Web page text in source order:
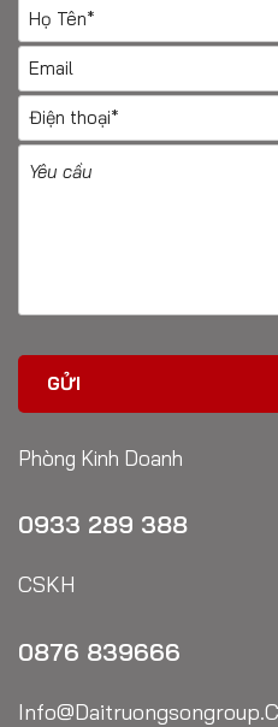
Phòng Kinh Doanh
0933 289 388
CSKH
0876 839666